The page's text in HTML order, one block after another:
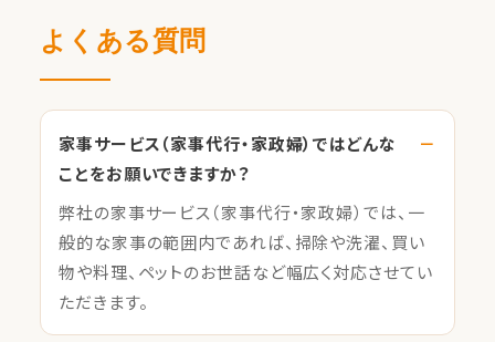
よくある質問
家事サービス（家事代行・家政婦）ではどんな
ことをお願いできますか？
弊社の家事サービス（家事代行・家政婦）では、一
般的な家事の範囲内であれば、掃除や洗濯、買い
物や料理、ペットのお世話など幅広く対応させてい
ただきます。